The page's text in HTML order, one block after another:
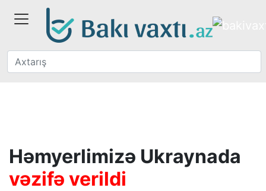
Həmyerlimizə Ukraynada
vəzifə verildi